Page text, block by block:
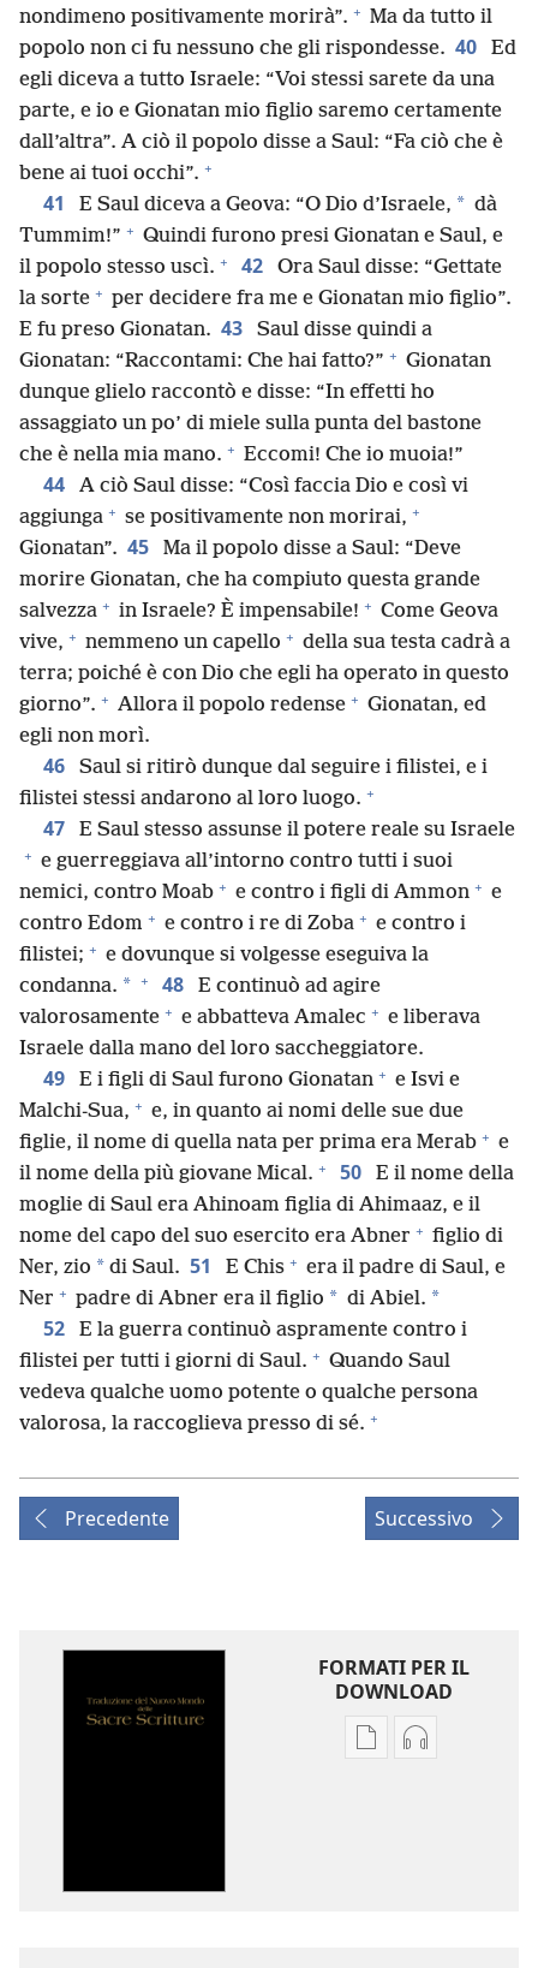
nondimeno positivamente morirà”. + Ma da tutto il
popolo non ci fu nessuno che gli rispondesse. 40
Ed
egli diceva a tutto Israele: “Voi stessi sarete da una
parte, e io e Gionatan mio figlio saremo certamente
dall’altra”. A ciò il popolo disse a Saul: “Fa ciò che è
bene ai tuoi occhi”. +
41 E Saul diceva a Geova: “O Dio d’Israele, * dà
Tummim!” + Quindi furono presi Gionatan e Saul, e
il popolo stesso uscì. + 42
Ora Saul disse: “Gettate
la sorte + per decidere fra me e Gionatan mio figlio”.
E fu preso Gionatan. 43
Saul disse quindi a
Gionatan: “Raccontami: Che hai fatto?” + Gionatan
dunque glielo raccontò e disse: “In effetti ho
assaggiato un po’ di miele sulla punta del bastone
che è nella mia mano. + Eccomi! Che io muoia!”
44
A ciò Saul disse: “Così faccia Dio e così vi
aggiunga + se positivamente non morirai, +
Gionatan”. 45
Ma il popolo disse a Saul: “Deve
morire Gionatan, che ha compiuto questa grande
salvezza + in Israele? È impensabile! + Come Geova
vive, + nemmeno un capello + della sua testa cadrà a
terra; poiché è con Dio che egli ha operato in questo
giorno”. + Allora il popolo redense + Gionatan, ed
egli non morì.
46
Saul si ritirò dunque dal seguire i filistei, e i
filistei stessi andarono al loro luogo. +
47 E Saul stesso assunse il potere reale su Israele
+ e guerreggiava all’intorno contro tutti i suoi
nemici, contro Moab + e contro i figli di Ammon + e
contro Edom + e contro i re di Zoba + e contro i
filistei; + e dovunque si volgesse eseguiva la
condanna. * + 48
E continuò ad agire
valorosamente + e abbatteva Amalec + e liberava
Israele dalla mano del loro saccheggiatore.
49 E i figli di Saul furono Gionatan + e Isvi e
Malchi-Sua, + e, in quanto ai nomi delle sue due
figlie, il nome di quella nata per prima era Merab + e
il nome della più giovane Mical. + 50
E il nome della
moglie di Saul era Ahinoam figlia di Ahimaaz, e il
nome del capo del suo esercito era Abner + figlio di
Ner, zio * di Saul. 51 E Chis + era il padre di Saul, e
Ner + padre di Abner era il figlio * di Abiel. *
52
E la guerra continuò aspramente contro i
filistei per tutti i giorni di Saul. + Quando Saul
vedeva qualche uomo potente o qualche persona
valorosa, la raccoglieva presso di sé. +
Precedente Successivo
FORMATI PER IL
DOWNLOAD
OpzioniOpzioni